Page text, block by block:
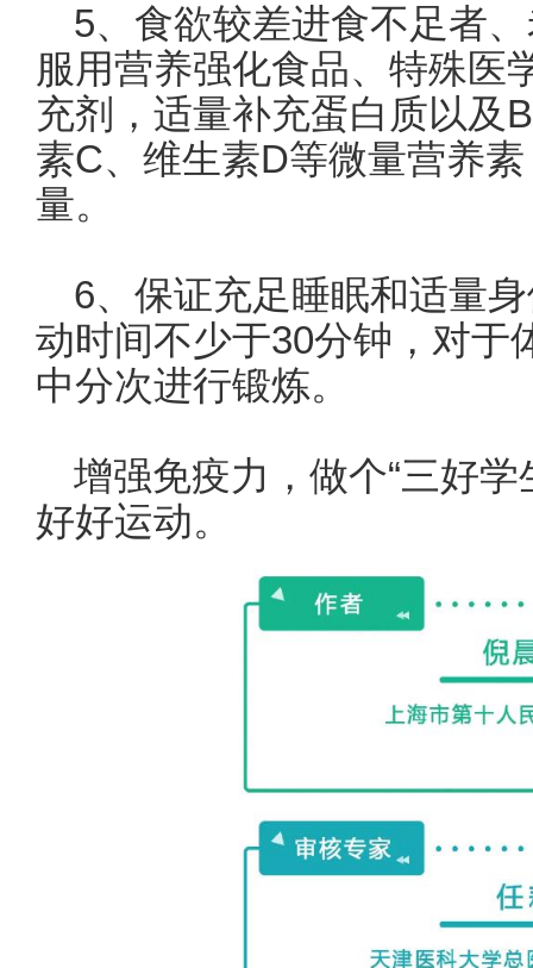
5、食欲较差进食不足者
服用营养强化食品、特殊医
充剂，适量补充蛋白质以及
素C、维生素D等微量营养
量。
6、保证充足睡眠和适量
动时间不少于30分钟，对于
中分次进行锻炼。
增强免疫力，做个“三好
好好运动。